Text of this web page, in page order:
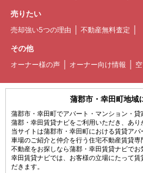
売りたい
売却強い5つの理由 不動産無料査定
その他
オーナー様の声 オーナー向け情報
蒲郡市・幸田町地域
蒲郡市・幸田町でアパート・マンション・貸
蒲郡・幸田賃貸ナビをご利用いただき、あり
当サイトは蒲郡市・幸田町における賃貸ア
車場のご紹介と仲介を行う住宅不動産賃貸
不動産をお探しなら蒲郡・幸田賃貸ナビでお
幸田賃貸ナビでは、お客様の立場にたって
だきます。